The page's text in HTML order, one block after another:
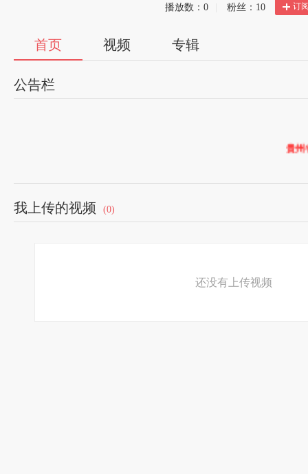
播放数： 0 粉丝： 10 订
首页 视频 专辑
公告栏
贵州省
我上传的视频 (0)
还没有上传视频